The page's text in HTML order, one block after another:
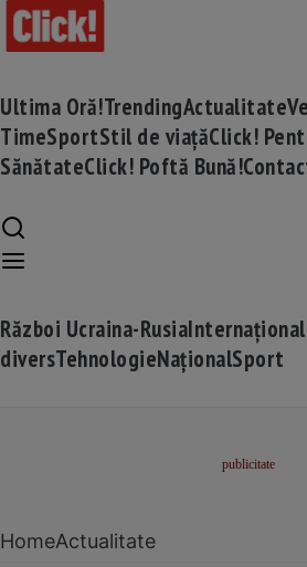
Ultima Oră!TrendingActualitate
TimeSportStil de viațăClick!
SănătateClick! Poftă Bună!
Război Ucraina-RusiaInternațional
diversTehnologieNaționalSport
HomeActualitate